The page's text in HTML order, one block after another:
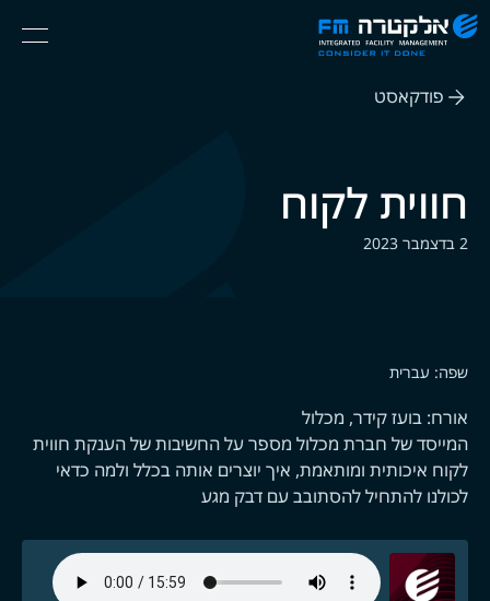
Skip
the
אלקטרה
Menu
פודקאסט
חווית לקוח
2 בדצמבר 2023
שפה: עברית
אורח: בועז קידר, מכלול
המייסד של חברת מכלול מספר על החשיבות של הענקת חווית
לקוח איכותית ומותאמת, איך יוצרים אותה בכלל ולמה כדאי
לכולנו להתחיל להסתובב עם דבק מגע